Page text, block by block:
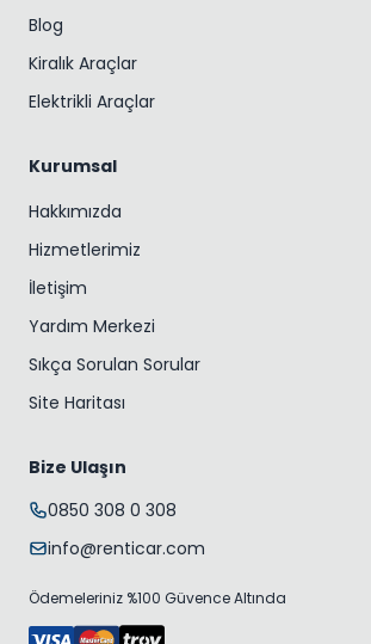
Blog
Kiralık Araçlar
Elektrikli Araçlar
Kurumsal
Hakkımızda
Hizmetlerimiz
İletişim
Yardım Merkezi
Sıkça Sorulan Sorular
Site Haritası
Bize Ulaşın
0850 308 0 308
info@renticar.com
Ödemeleriniz %100 Güvence Altında